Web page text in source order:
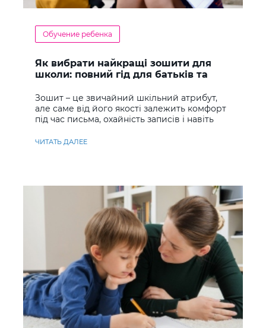
Обучение ребенка
Як вибрати найкращі зошити для
школи: повний гід для батьків та
Зошит – це звичайний шкільний атрибут,
але саме від його якості залежить комфорт
під час письма, охайність записів і навіть
ЧИТАТЬ ДАЛЕЕ